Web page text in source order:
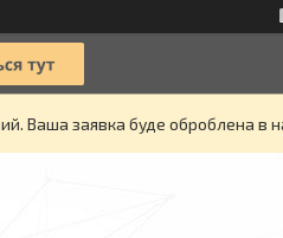
Ваша заявка буде оброблена в